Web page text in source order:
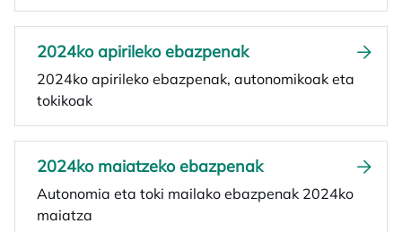
2024ko apirileko ebazpenak
2024ko apirileko ebazpenak, autonomikoak eta
tokikoak
2024ko maiatzeko ebazpenak
Autonomia eta toki mailako ebazpenak 2024ko
maiatza